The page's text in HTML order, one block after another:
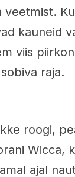
kauneid
viis
raja.
roogi,
Wicca,
ajal